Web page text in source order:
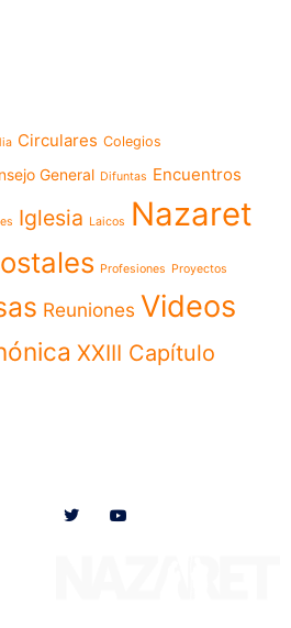
Circulares Colegios
General Difuntas Encuentros
Iglesia Laicos
Nazaret
Profesiones Proyectos
Reuniones Videos
XXIII Capítulo